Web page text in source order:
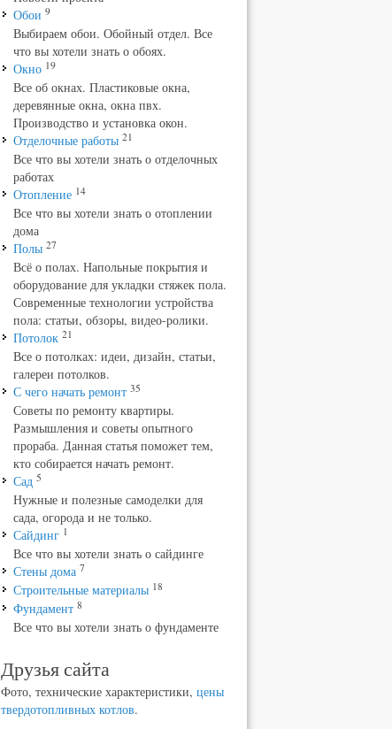
Обои 9
Выбираем обои. Обойный отдел. Все
что вы хотели знать о обоях.
Окно 19
Все об окнах. Пластиковые окна,
деревянные окна, окна пвх.
Производство и установка окон.
Отделочные работы 21
Все что вы хотели знать о отделочных
работах
Отопление 14
Все что вы хотели знать о отоплении
дома
Полы 27
Всё о полах. Напольные покрытия и
оборудование для укладки стяжек пола.
Современные технологии устройства
пола: статьи, обзоры, видео-ролики.
Потолок 21
Все о потолках: идеи, дизайн, статьи,
галереи потолков.
С чего начать ремонт 35
Советы по ремонту квартиры.
Размышления и советы опытного
прораба. Данная статья поможет тем,
кто собирается начать ремонт.
Сад 5
Нужные и полезные самоделки для
сада, огорода и не только.
Сайдинг 1
Все что вы хотели знать о сайдинге
Стены дома 7
Строительные материалы 18
Фундамент 8
Все что вы хотели знать о фундаменте
Друзья сайта
Фото, технические характеристики, цены
твердотопливных котлов.